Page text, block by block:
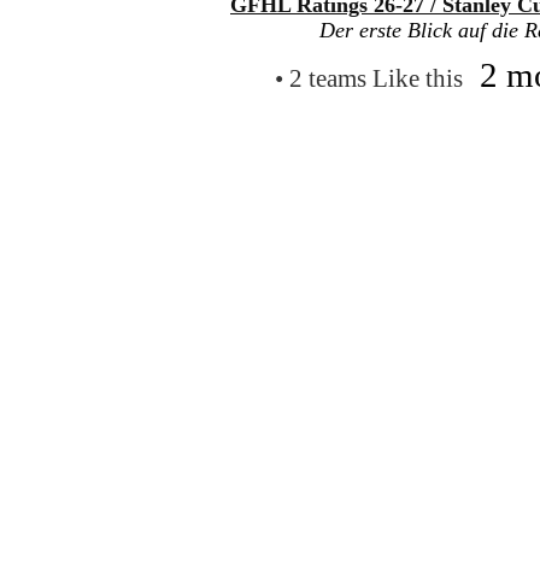
GFHL Ratings 26-27 / Stanley
Der erste Blick auf die
• 2 teams Like this 2